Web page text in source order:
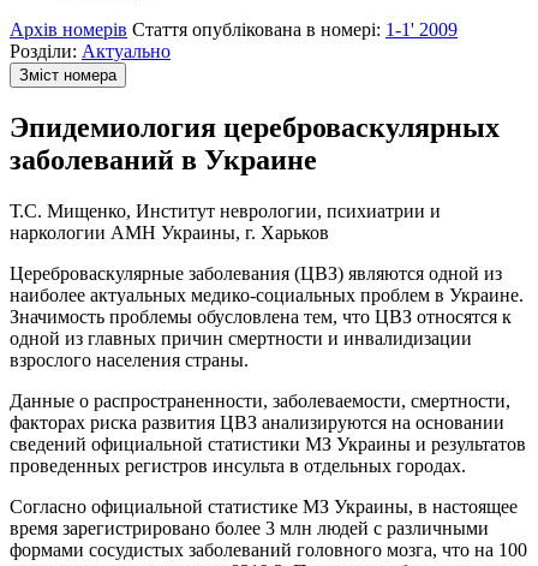
Архів номерів Стаття опублікована в номері: 1-1' 2009
Розділи: Актуально
Зміст номера
Эпидемиология цереброваскулярных
заболеваний в Украине
Т.С. Мищенко, Институт неврологии, психиатрии и
наркологии АМН Украины, г. Харьков
Цереброваскулярные заболевания (ЦВЗ) являются одной из
наиболее актуальных медико-социальных проблем в Украине.
Значимость проблемы обусловлена тем, что ЦВЗ относятся к
одной из главных причин смертности и инвалидизации
взрослого населения страны.
Данные о распространенности, заболеваемости, смертности,
факторах риска развития ЦВЗ анализируются на основании
сведений официальной статистики МЗ Украины и результатов
проведенных регистров инсульта в отдельных городах.
Согласно официальной статистике МЗ Украины, в настоящее
время зарегистрировано более 3 млн людей с различными
формами сосудистых заболеваний головного мозга, что на 100